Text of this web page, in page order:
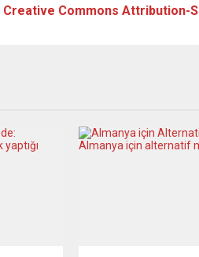
Creative Commons Attribution-